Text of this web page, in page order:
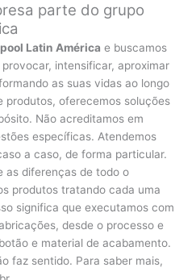
parte do grupo
Latin América e buscamos
intensificar, aproximar
as suas vidas ao longo
produtos, oferecemos soluções
Não acreditamos em
específicas. Atendemos
a caso, de forma particular.
as diferenças de todo o
produtos tratando cada uma
significa que executamos com
desde o processo e
e material de acabamento.
faz sentido. Para saber mais,